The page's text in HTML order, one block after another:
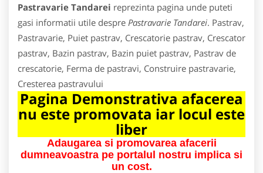
Pastravarie Tandarei reprezinta pagina unde puteti
gasi informatii utile despre Pastravarie Tandarei. Pastrav,
Pastravarie, Puiet pastrav, Crescatorie pastrav, Crescator
pastrav, Bazin pastrav, Bazin puiet pastrav, Pastrav de
crescatorie, Ferma de pastravi, Construire pastravarie,
Cresterea pastravului
Pagina Demonstrativa afacerea
nu este promovata iar locul este
liber
Adaugarea si promovarea afacerii
dumneavoastra pe portalul nostru implica si
un cost.